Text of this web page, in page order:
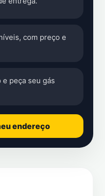
com preço e
e peça seu gás
endereço